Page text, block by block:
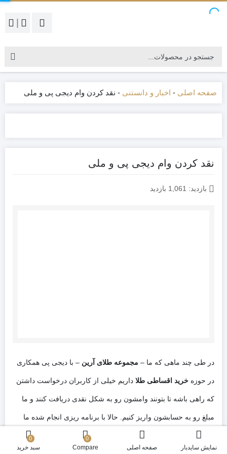
صفحه اصلی - اخبار و دانستنی - نقد کردن وام دیجی پی و ملی
نقد کردن وام دیجی پی و ملی
بازدید: 1,061 بازدید
در طی چند ماهی که ما – مجموعه طلای آرین – با دیجی پی همکاری
در حوزه خرید اقساطی طلا داریم خیلی از کاربران درخواست داشتن
که راهی باشه تا بتونند وامشون رو به شکل نقدی دریافت کنند و ما
مبلغ رو به حسابشون واریز کنیم. حالا با برنامه ریزی انجام شده ما
این خدمت رو به مشتری های عزیزمون ارائه می دیم. علاوه بر این
نمایش سایدبار صفحه اصلی
0
Compare
0
سبد خرید